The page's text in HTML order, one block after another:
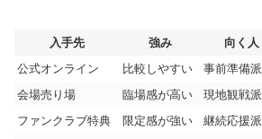
入手先 強み 向く人
公式オンライン
比較しやすい 事前準備派
会場売り場
臨場感が高い 現地観戦派
ファンクラブ特典
限定感が強い 継続応援派